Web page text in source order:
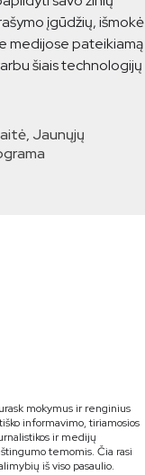
įgūdžių, išmokė
medijose pateikiamą
šiais technologijų
Jaunųjų
mokymus ir renginius
informavimo, tiriamosios
ir medijų
temomis. Čia rasi
iš viso pasaulio.